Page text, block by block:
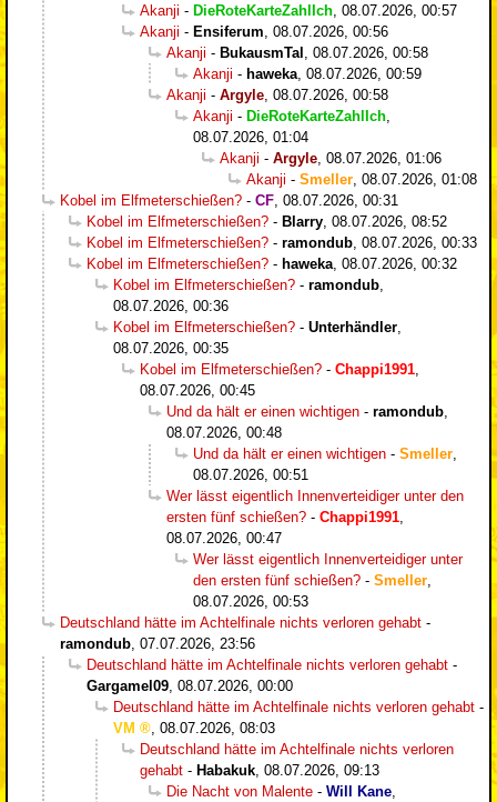
Akanji - DieRoteKarteZahlIch 08.07.2026, 00:57
Akanji - Ensiferum 08.07.2026, 00:56
Akanji - BukausmTal
08.07.2026, 00:58
Akanji - haweka 08.07.2026, 00:59
Akanji - Argyle 08.07.2026, 00:58
Akanji - DieRoteKarteZahlIch
08.07.2026, 01:04
Akanji - Argyle 08.07.2026, 01:06
Akanji - Smeller 08.07.2026, 01:08
Kobel im Elfmeterschießen? - CF 08.07.2026, 00:31
Kobel im Elfmeterschießen? - Blarry 08.07.2026, 08:52
Kobel im Elfmeterschießen? - ramondub 08.07.2026, 00:33
Kobel im Elfmeterschießen? - haweka 08.07.2026, 00:32
Kobel im Elfmeterschießen? - ramondub
08.07.2026, 00:36
Kobel im Elfmeterschießen? - Unterhändler
08.07.2026, 00:35
Kobel im Elfmeterschießen? - Chappi1991
08.07.2026, 00:45
Und da hält er einen wichtigen - ramondub
08.07.2026, 00:48
Und da hält er einen wichtigen - Smeller
08.07.2026, 00:51
Wer lässt eigentlich Innenverteidiger unter den
ersten fünf schießen? - Chappi1991
08.07.2026, 00:47
Wer lässt eigentlich Innenverteidiger unter
den ersten fünf schießen? - Smeller
08.07.2026, 00:53
Deutschland hätte im Achtelfinale nichts verloren gehabt -
ramondub 07.07.2026, 23:56
Deutschland hätte im Achtelfinale nichts verloren gehabt -
Gargamel09 08.07.2026, 00:00
Deutschland hätte im Achtelfinale nichts verloren gehabt -
VM
08.07.2026, 08:03
Deutschland hätte im Achtelfinale nichts verloren
gehabt - Habakuk 08.07.2026, 09:13
Die Nacht von Malente - Will Kane